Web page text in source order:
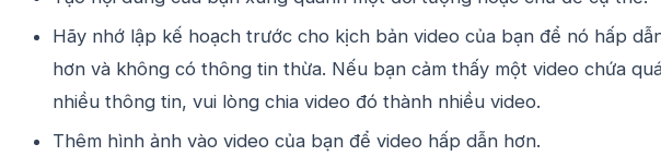
Hãy nhớ lập kế hoạch trước cho kịch bản video của bạn để nó hấp
hơn và không có thông tin thừa. Nếu bạn cảm thấy một video chứa
nhiều thông tin, vui lòng chia video đó thành nhiều video.
Thêm hình ảnh vào video của bạn để video hấp dẫn hơn.